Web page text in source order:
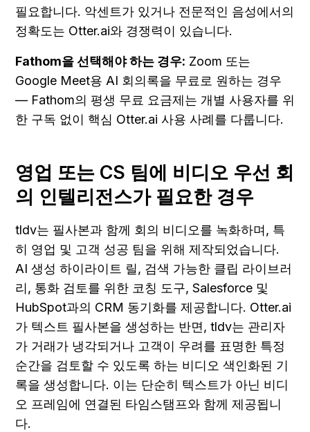
필요합니다. 악센트가 있거나 전문적인 음성에서의
정확도는 Otter.ai와 경쟁력이 있습니다.
Fathom을 선택해야 하는 경우: Zoom 또는
Google Meet용 AI 회의록을 무료로 원하는 경우
— Fathom의 평생 무료 요금제는 개별 사용자를 위
한 구독 없이 핵심 Otter.ai 사용 사례를 다룹니다.
영업 또는 CS 팀에 비디오 우선 회
의 인텔리전스가 필요한 경우
tldv는 필사본과 함께 회의 비디오를 녹화하며, 특
히 영업 및 고객 성공 팀을 위해 제작되었습니다.
AI 생성 하이라이트 릴, 검색 가능한 클립 라이브러
리, 통화 검토를 위한 코칭 도구, Salesforce 및
HubSpot과의 CRM 동기화를 제공합니다. Otter.ai
가 텍스트 필사본을 생성하는 반면, tldv는 관리자
가 거래가 냉각되거나 고객이 우려를 표명한 특정
순간을 검토할 수 있도록 하는 비디오 색인화된 기
록을 생성합니다. 이는 단순히 텍스트가 아닌 비디
오 프레임에 연결된 타임스탬프와 함께 제공됩니
다.